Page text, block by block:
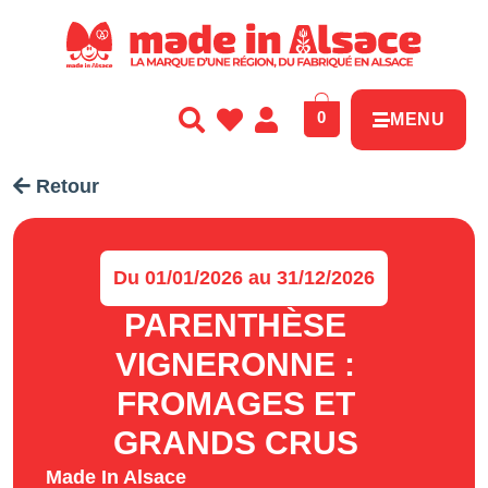
0 MENU
Retour
Du 01/01/2026 au 31/12/2026
PARENTHÈSE
VIGNERONNE :
FROMAGES ET
GRANDS CRUS
Made In Alsace